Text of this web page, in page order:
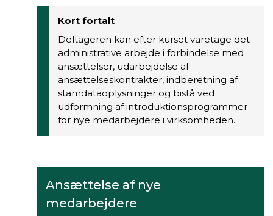
Kort fortalt
Deltageren kan efter kurset varetage det
administrative arbejde i forbindelse med
ansættelser, udarbejdelse af
ansættelseskontrakter, indberetning af
stamdataoplysninger og bistå ved
udformning af introduktionsprogrammer
for nye medarbejdere i virksomheden.
Ansættelse af nye
medarbejdere